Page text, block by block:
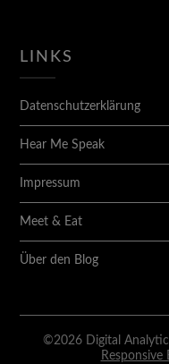
LINKS
Datenschutzerklärung
Hear Me Speak
Impressum
Meet & Eat
Über den Blog
©2026 Digital
Responsive